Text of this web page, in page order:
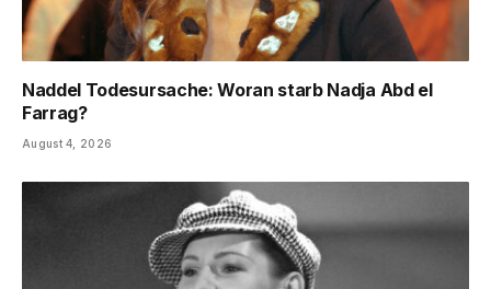
Naddel Todesursache: Woran starb Nadja Abd el
Farrag?
August 4, 2026